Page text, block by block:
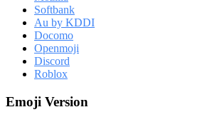
Softbank
Au by KDDI
Docomo
Openmoji
Discord
Roblox
Emoji Version